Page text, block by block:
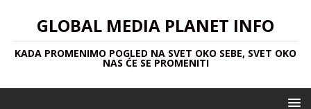
GLOBAL MEDIA PLANET INFO
KADA PROMENIMO POGLED NA SVET OKO SEBE, SVET OKO
NAS ĆE SE PROMENITI